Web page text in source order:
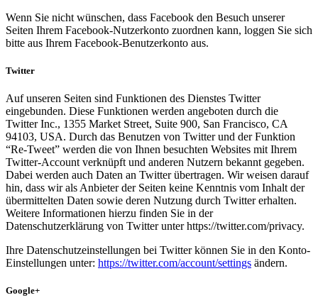
Wenn Sie nicht wünschen, dass Facebook den Besuch unserer
Seiten Ihrem Facebook-Nutzerkonto zuordnen kann, loggen Sie sich
bitte aus Ihrem Facebook-Benutzerkonto aus.
Twitter
Auf unseren Seiten sind Funktionen des Dienstes Twitter
eingebunden. Diese Funktionen werden angeboten durch die
Twitter Inc., 1355 Market Street, Suite 900, San Francisco, CA
94103, USA. Durch das Benutzen von Twitter und der Funktion
“Re-Tweet” werden die von Ihnen besuchten Websites mit Ihrem
Twitter-Account verknüpft und anderen Nutzern bekannt gegeben.
Dabei werden auch Daten an Twitter übertragen. Wir weisen darauf
hin, dass wir als Anbieter der Seiten keine Kenntnis vom Inhalt der
übermittelten Daten sowie deren Nutzung durch Twitter erhalten.
Weitere Informationen hierzu finden Sie in der
Datenschutzerklärung von Twitter unter https://twitter.com/privacy.
Ihre Datenschutzeinstellungen bei Twitter können Sie in den Konto-
Einstellungen unter: https://twitter.com/account/settings ändern.
Google+